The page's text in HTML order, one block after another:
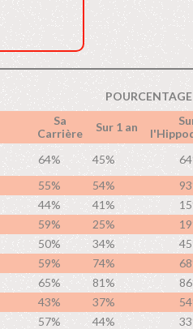
Sa
Carrière
Sur 1 an
64% 45%
55% 54%
44% 41%
59% 25%
50% 34%
59% 74%
65% 81%
43% 37%
57% 44%